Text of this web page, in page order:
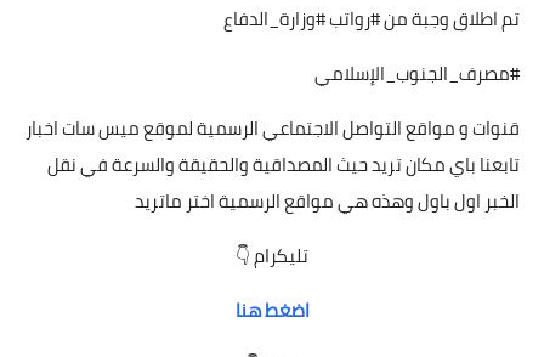
تم اطلاق وجبة من #رواتب #وزارة_الدفاع
#مصرف_الجنوب_الإسلامي
قنوات و مواقع التواصل الاجتماعي الرسمية لموقع ميس سات اخبار
تابعنا باي مكان تريد حيث المصداقية والحقيقة والسرعة في نقل
الخبر اول باول وهذه هي مواقع الرسمية اختر ماتريد
تليكرام 👇
اضغط هنا